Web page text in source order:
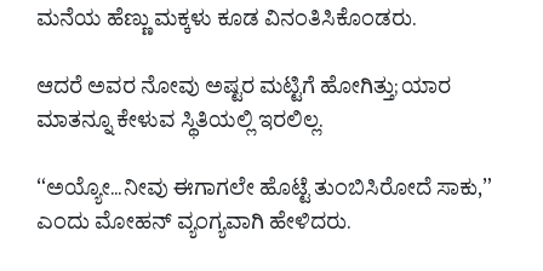
ಮನೆಯ ಹೆಣ್ಣು ಮಕ್ಕಳು ಕೂಡ ವಿನಂತಿಸಿಕೊಂಡರು.
ಆದರೆ ಅವರ ನೋವು ಅಷ್ಟರ ಮಟ್ಟಿಗೆ ಹೋಗಿತ್ತು; ಯಾರ
ಮಾತನ್ನೂ ಕೇಳುವ ಸ್ಥಿತಿಯಲ್ಲಿ ಇರಲಿಲ್ಲ.
“ಅಯ್ಯೋ... ನೀವು ಈಗಾಗಲೇ ಹೊಟ್ಟೆ ತುಂಬಿಸಿರೋದೆ ಸಾಕು,”
ಎಂದು ಮೋಹನ್ ವ್ಯಂಗ್ಯವಾಗಿ ಹೇಳಿದರು.